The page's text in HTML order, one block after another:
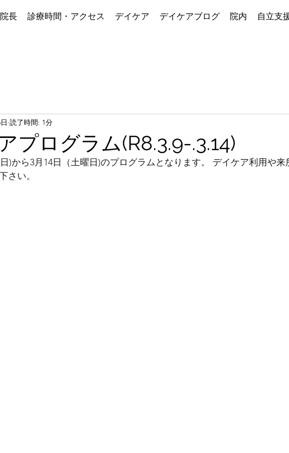
院長 診療時間・アクセス デイケア デイケアブログ 院内 自立支
プログラム(R8.3.9-.3.14)
読了時間: 1分
)から3月14日（土曜日)のプログラムとなります。 デイケア利用や来
さい。